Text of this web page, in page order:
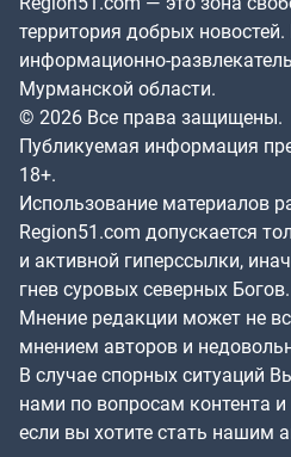
территория добрых
информационно-
Мурманской области.
© 2026 Все права защищены.
Публикуемая информация
18+.
Использование материалов
Region51.com допускается
и активной гиперссылки,
гнев суровых северных Богов.
Мнение редакции может не
мнением авторов и
В случае спорных ситуаций
нами по вопросам контента
если вы хотите стать нашим